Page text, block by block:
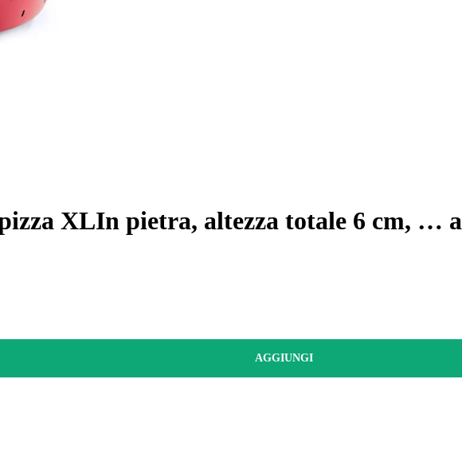
XLIn pietra, altezza totale 6 cm, …
AGGIUNGI